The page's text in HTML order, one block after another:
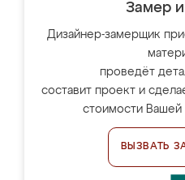
Замер
Дизайнер-замерщик
проведёт
составит проект и
стоимости
ВЫЗВАТЬ